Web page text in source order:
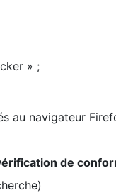
» ;
au navigateur
de